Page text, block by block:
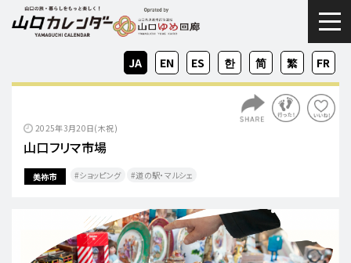
ZH-
CN
ZH-
TW
EN FR
JA KO
ES
2025年3月20日(木祝)
山口フリマ市場
美祢市 ショッピング 道の駅・マルシェ